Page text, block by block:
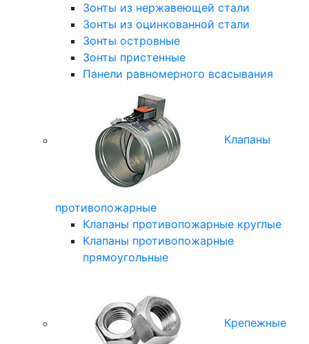
Зонты из нержавеющей стали
Зонты из оцинкованной стали
Зонты островные
Зонты пристенные
Панели равномерного всасывания
Клапаны
противопожарные
Клапаны противопожарные круглые
Клапаны противопожарные
прямоугольные
Крепежные